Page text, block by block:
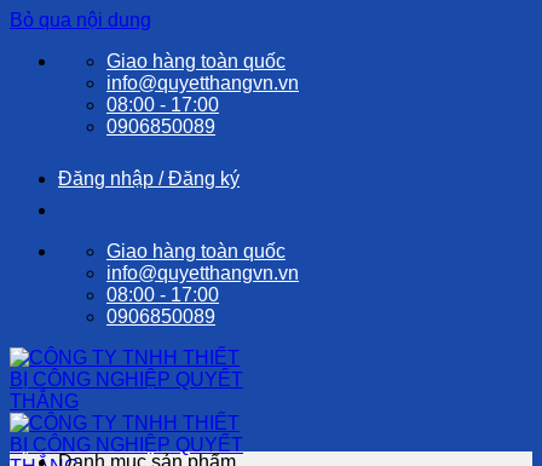
Bỏ qua nội dung
Giao hàng toàn quốc
info@quyetthangvn.vn
08:00 - 17:00
0906850089
Đăng nhập / Đăng ký
Giao hàng toàn quốc
info@quyetthangvn.vn
08:00 - 17:00
0906850089
Danh mục sản phẩm